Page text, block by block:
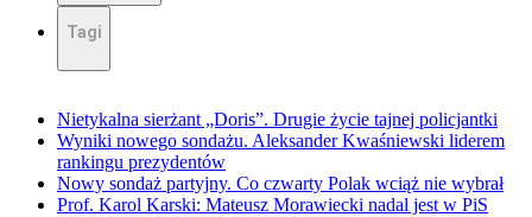
Tagi
Nietykalna sierżant „Doris”. Drugie życie tajnej policjantki
Wyniki nowego sondażu. Aleksander Kwaśniewski liderem
rankingu prezydentów
Nowy sondaż partyjny. Co czwarty Polak wciąż nie wybrał
Prof. Karol Karski: Mateusz Morawiecki nadal jest w PiS